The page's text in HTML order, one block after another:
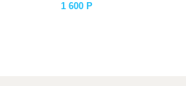
1 600 Р